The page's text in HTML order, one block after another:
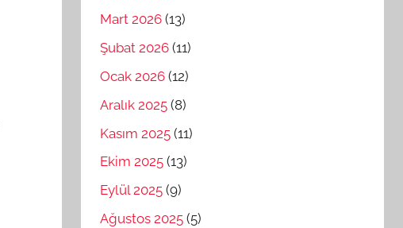
Mart 2026 (13)
Şubat 2026 (11)
Ocak 2026 (12)
Aralık 2025 (8)
Kasım 2025 (11)
Ekim 2025 (13)
Eylül 2025 (9)
Ağustos 2025 (5)